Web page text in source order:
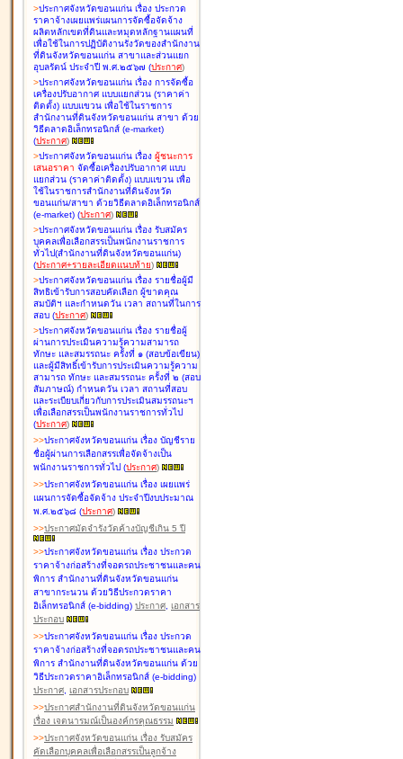
>ประกาศจังหวัดขอนแก่น เรื่อง ประกวด
ราคาจ้างเผยแพร่แผนการจัดซื้อจัดจ้าง
ผลิตหลักเขตที่ดินและหมุดหลักฐานแผนที่
เพื่อใช้ในการปฏิบัติงานรังวัดของสำนักงาน
ที่ดินจังหวัดขอนแก่น สาขาและส่วนแยก
อุบลรัตน์ ประจำปี พ.ศ.๒๕๖๗ (ประกาศ)
>ประกาศจังหวัดขอนแก่น เรื่อง การจัดซื้อ
เครื่องปรับอากาศ แบบแยกส่วน (ราคาค่า
ติดตั้ง) แบบแขวน เพื่อใช้ในราชการ
สำนักงานที่ดินจังหวัดขอนแก่น สาขา ด้วย
วิธีตลาดอิเล็กทรอนิกส์ (e-market)
(ประกาศ)
>ประกาศจังหวัดขอนแก่น เรื่อง ผู้ชนะการ
เสนอราคา จัดซื้อเครื่องปรับอากาศ แบบ
แยกส่วน (ราคาค่าติดตั้ง) แบบแขวน เพื่อ
ใช้ในราชการสำนักงานที่ดินจังหวัด
ขอนแก่น/สาขา ด้วยวิธีตลาดอิเล็กทรอนิกส์
(e-market) (ประกาศ)
>ประกาศจังหวัดขอนแก่น เรื่อง รับสมัคร
บุคคลเพื่อเลือกสรรเป็นพนักงานราชการ
ทั่วไป(สำนักงานที่ดินจังหวัดขอนแก่น)
(ประกาศ+รายละเอียดแนบท้าย)
>ประกาศจังหวัดขอนแก่น เรื่อง รายชื่อผู้มี
สิทธิเข้ารับการสอบคัดเลือก ผู้ขาดคุณ
สมบัติฯ และกำหนดวัน เวลา สถานที่ในการ
สอบ (ประกาศ)
>ประกาศจังหวัดขอนแก่น เรื่อง รายชื่อผู้
ผ่านการประเมินความรู้ความสามารถ
ทักษะ และสมรรถนะ ครั้งที่ ๑ (สอบข้อเขียน)
และผู้มีสิทธิ์เข้ารับการประเมินความรู้ความ
สามารถ ทักษะ และสมรรถนะ ครั้งที่ ๒ (สอบ
สัมภาษณ์) กำหนดวัน เวลา สถานที่สอบ
และระเบียบเกี่ยวกับการประเมินสมรรถนะฯ
เพื่อเลือกสรรเป็นพนักงานราชการทั่วไป
(ประกาศ)
>>ประกาศจังหวัดขอนแก่น เรื่อง บัญชีราย
ชื่อผู้ผ่านการเลือกสรรเพื่อจัดจ้างเป็น
พนักงานราชการทั่วไป (ประกาศ)
>>ประกาศจังหวัดขอนแก่น เรื่อง เผยแพร่
แผนการจัดซื้อจัดจ้าง ประจำปีงบประมาณ
พ.ศ.๒๕๖๘ (ประกาศ)
>>ประกาศมัดจำรังวัดค้างบัญชีเกิน 5 ปี
>>ประกาศจังหวัดขอนแก่น เรื่อง ประกวด
ราคาจ้างก่อสร้างที่จอดรถประชาชนและคน
พิการ สำนักงานที่ดินจังหวัดขอนแก่น
สาขากระนวน ด้วยวิธีประกวดราคา
อิเล็กทรอนิกส์ (e-bidding) ประกาศ, เอกสาร
ประกอบ
>>ประกาศจังหวัดขอนแก่น เรื่อง ประกวด
ราคาจ้างก่อสร้างที่จอดรถประชาชนและคน
พิการ สำนักงานที่ดินจังหวัดขอนแก่น ด้วย
วิธีประกวดราคาอิเล็กทรอนิกส์ (e-bidding)
ประกาศ, เอกสารประกอบ
>>ประกาศสำนักงานที่ดินจังหวัดขอนแก่น
เรื่อง เจตนารมณ์เป็นองค์กรคุณธรรม
>>ประกาศจังหวัดขอนแก่น เรื่อง รับสมัคร
คัดเลือกบุคคลเพื่อเลือกสรรเป็นลูกจ้าง